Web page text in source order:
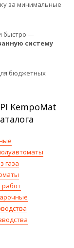
за минимальные
быстро —
систему
бюджетных
KempoMat
газа
работ